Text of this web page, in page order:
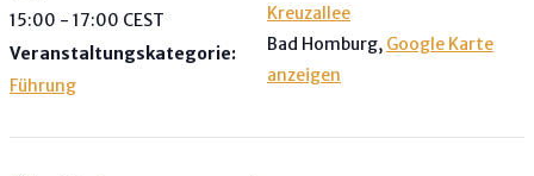
15:00 - 17:00 CEST
Veranstaltungskategorie:
Führung
Kreuzallee
Bad Homburg, Google Karte
anzeigen